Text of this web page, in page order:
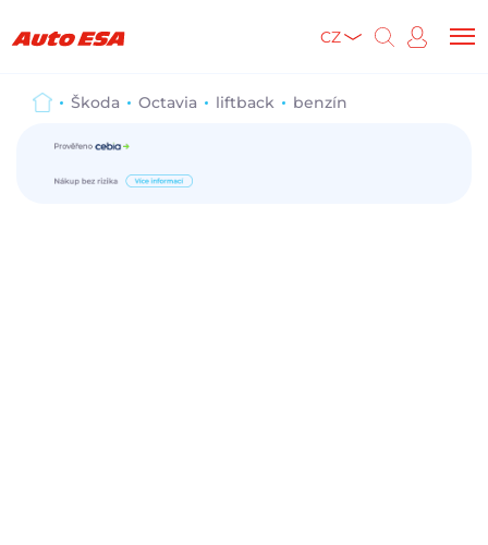
CZ
Škoda Octavia liftback benzín